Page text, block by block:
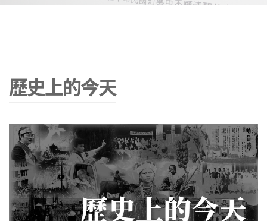
歷史上的今天